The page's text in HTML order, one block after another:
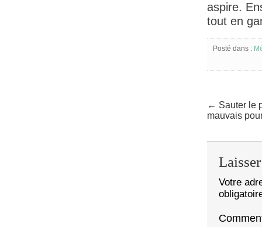
aspire.
tout en
Posté dans :
← Sauter le
mauvais
Votre